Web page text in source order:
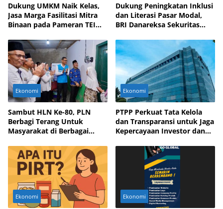
Dukung UMKM Naik Kelas,
Jasa Marga Fasilitasi Mitra
Binaan pada Pameran TEI
Dukung Peningkatan Inklusi
dan Literasi Pasar Modal,
BRI Danareksa Sekuritas
Ekonomi
Sambut HLN Ke-80, PLN
Berbagi Terang Untuk
Masyarakat di Berbagai
Ekonomi
PTPP Perkuat Tata Kelola
dan Transparansi untuk Jaga
Kepercayaan Investor dan
Ekonomi Ekonomi